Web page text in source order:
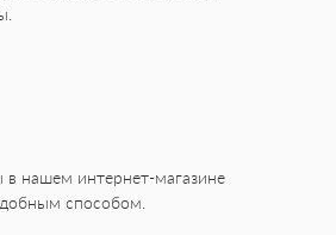
в нашем интернет-магазине
способом.